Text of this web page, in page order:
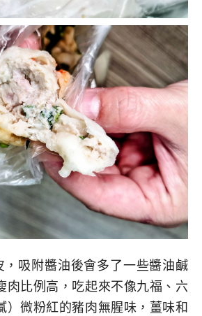
，吸附醬油後會多了一些醬油鹹
肉比例高，吃起來不像九福、六
）微粉紅的豬肉無腥味，薑味和